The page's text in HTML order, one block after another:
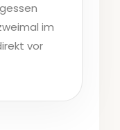
im
vor